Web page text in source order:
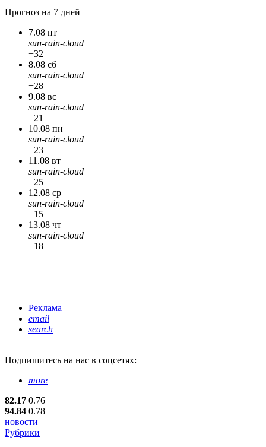
Прогноз на 7 дней
7.08 пт
sun-rain-cloud
+32
8.08 сб
sun-rain-cloud
+28
9.08 вс
sun-rain-cloud
+21
10.08 пн
sun-rain-cloud
+23
11.08 вт
sun-rain-cloud
+25
12.08 ср
sun-rain-cloud
+15
13.08 чт
sun-rain-cloud
+18
Реклама
email
search
Подпишитесь на нас в соцсетях:
more
82.17 0.76
94.84 0.78
новости
Рубрики